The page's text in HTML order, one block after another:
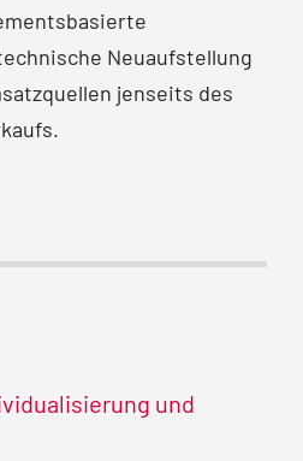
Neuaufstellung
jenseits des
und